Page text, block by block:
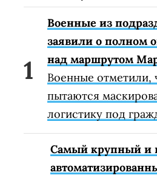
Военные из
заявили о полном
над маршрутом
Военные отметили,
пытаются
логистику под
Самый крупный и